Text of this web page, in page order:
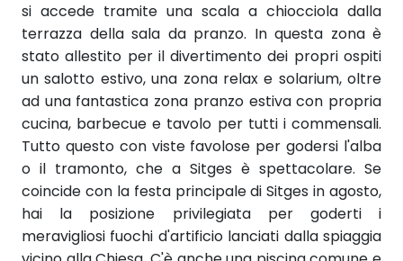
si accede tramite una scala a chiocciola dalla
terrazza della sala da pranzo. In questa zona è
stato allestito per il divertimento dei propri ospiti
un salotto estivo, una zona relax e solarium, oltre
ad una fantastica zona pranzo estiva con propria
cucina, barbecue e tavolo per tutti i commensali.
Tutto questo con viste favolose per godersi l'alba
o il tramonto, che a Sitges è spettacolare. Se
coincide con la festa principale di Sitges in agosto,
hai la posizione privilegiata per goderti i
meravigliosi fuochi d'artificio lanciati dalla spiaggia